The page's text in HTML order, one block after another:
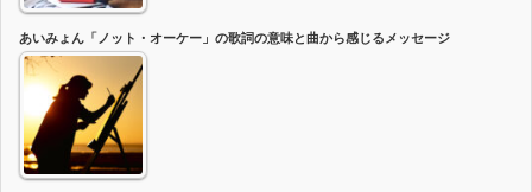
あいみょん「ノット・オーケー」の歌詞の意味と曲から感じるメッセージ